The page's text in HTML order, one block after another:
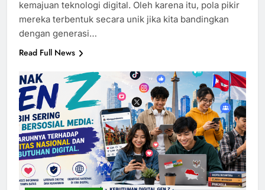
kemajuan teknologi digital. Oleh karena itu, pola pikir
mereka terbentuk secara unik jika kita bandingkan
dengan generasi…
Read Full News